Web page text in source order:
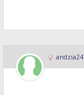
andzia24